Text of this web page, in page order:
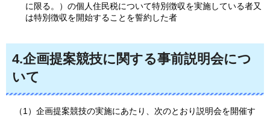
に限る。）の個人住民税について特別徴収を実施している者又
は特別徴収を開始することを誓約した者
4.企画提案競技に関する事前説明会につ
いて
（1）企画提案競技の実施にあたり、次のとおり説明会を開催す